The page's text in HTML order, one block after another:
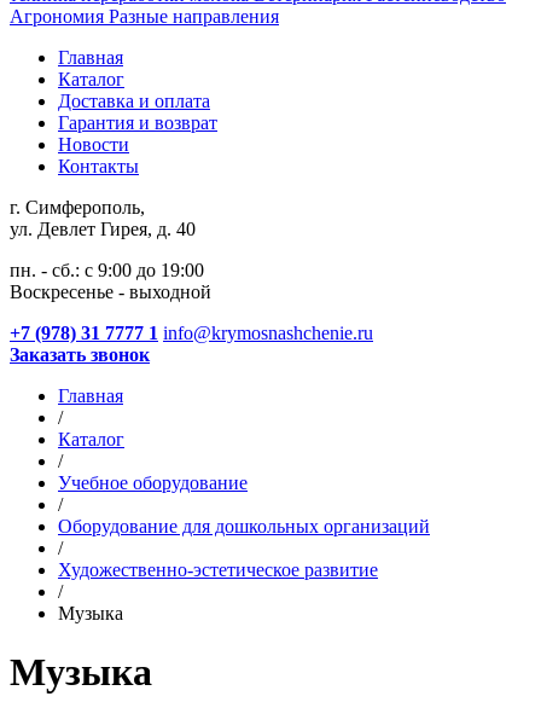
Агрономия Разные направления
Главная
Каталог
Доставка и оплата
Гарантия и возврат
Новости
Контакты
г. Симферополь,
ул. Девлет Гирея, д. 40
пн. - сб.: с 9:00 до 19:00
Воскресенье - выходной
+7 (978) 31 7777 1 info@krymosnashchenie.ru
Заказать звонок
Главная
/
Каталог
/
Учебное оборудование
/
Оборудование для дошкольных организаций
/
Художественно-эстетическое развитие
/
Музыка
Музыка